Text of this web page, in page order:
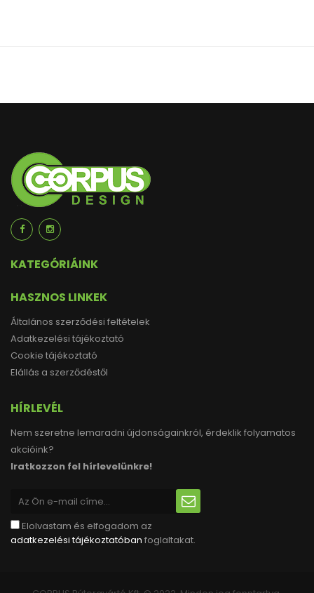
KATEGÓRIÁINK
HASZNOS LINKEK
Általános szerződési feltételek
Adatkezelési tájékoztató
Cookie tájékoztató
Elállás a szerződéstől
HÍRLEVÉL
Nem szeretne lemaradni újdonságainkról, érdeklik folyamatos
akcióink?
Iratkozzon fel hírlevelünkre!
Elolvastam és elfogadom az
adatkezelési tájékoztatóban foglaltakat.